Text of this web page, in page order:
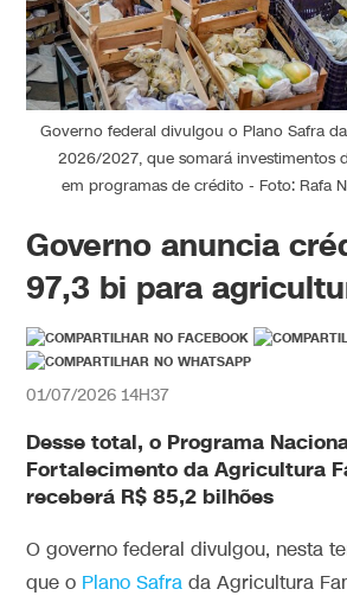
Governo federal divulgou o Plano Safra
2026/2027, que somará investimentos
em programas de crédito - Foto: Rafa
Governo anuncia
97,3 bi para
01/07/2026 14H37
Desse total, o Programa
Fortalecimento da Agricultura
receberá R$ 85,2 bilhões
O governo federal divulgou, nesta
que o Plano Safra da Agricultura